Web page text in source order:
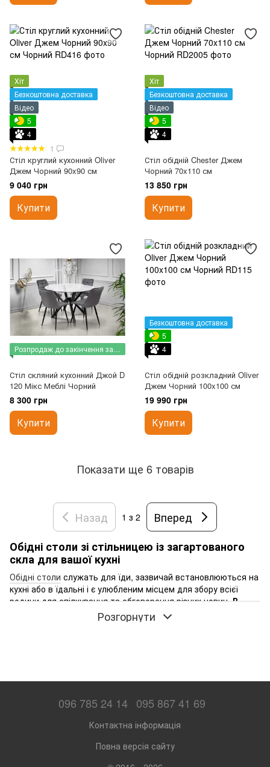
Хіт
Безкоштовна доставка
Відео
5
4
1
Стіл круглий кухонний Oliver
Джем Чорний 90x90 см
9 040 грн
Купити
Хіт
Безкоштовна доставка
Відео
5
4
Стіл обідній Chester Джем
Чорний 70x110 см
13 850 грн
Купити
Розпродаж до закінчення залишків
Стіл скляний кухонний Джой D
120 Мікс Меблі Чорний
8 300 грн
Купити
Безкоштовна доставка
5
4
Стіл обідній розкладний Oliver
Джем Чорний 100x100 см
19 990 грн
Купити
Показати ще 6 товарів
Назад 1 з 2
Вперед
Обідні столи зі стільницею із загартованого
скла для вашої кухні
Обідні столи служать для їди, зазвичай встановлюються на
кухні або в їдальні і є улюбленим місцем для збору всієї
родини для спілкування та обговорення різних новин.В
Україні обідні столи зі стільницею із загартованого скла
дуже популярні та мають гарний попит. З їх допомогою
загартованого скла для кухонних столів
Загартоване скло — це особливий вид скла, створений за
властивостей та переваг.
Розгорнути
096 785 24 14 095 867 41 69
Контактна інформація
Повна версія сайту